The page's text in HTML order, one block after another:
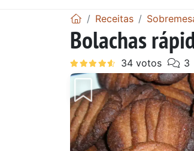
Receitas
Bolachas